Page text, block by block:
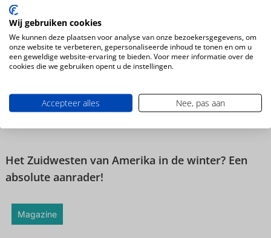
Vakantie Festival
Nieuws
Het Zuidwesten van Amerika in de winter? Een
absolute aanrader!
Magazine
Wij gebruiken cookies
We kunnen deze plaatsen voor analyse van onze bezoekersgegevens, om
onze website te verbeteren, gepersonaliseerde inhoud te tonen en om u
een geweldige website-ervaring te bieden. Voor meer informatie over de
cookies die we gebruiken opent u de instellingen.
Accepteer alles Nee, pas aan